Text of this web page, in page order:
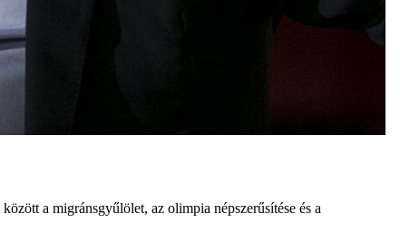
a migránsgyűlölet, az olimpia népszerűsítése és a